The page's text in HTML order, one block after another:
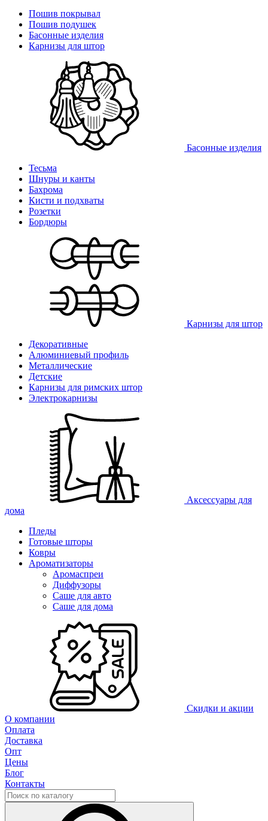
Пошив покрывал
Пошив подушек
Басонные изделия
Карнизы для штор
Басонные изделия
Тесьма
Шнуры и канты
Бахрома
Кисти и подхваты
Розетки
Бордюры
Карнизы для штор
Декоративные
Алюминиевый профиль
Металлические
Детские
Карнизы для римских штор
Электрокарнизы
Аксессуары для
дома
Пледы
Готовые шторы
Ковры
Ароматизаторы
Аромаспреи
Диффузоры
Саше для авто
Саше для дома
Скидки и акции
О компании
Оплата
Доставка
Опт
Цены
Блог
Контакты